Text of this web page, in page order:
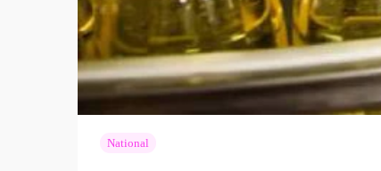
National